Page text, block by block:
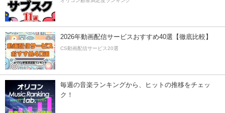
2026年動画配信サービスおすすめ40選【徹底比較】
CS動画配信サービス20選
毎週の音楽ランキングから、ヒットの推移をチェッ
ク！